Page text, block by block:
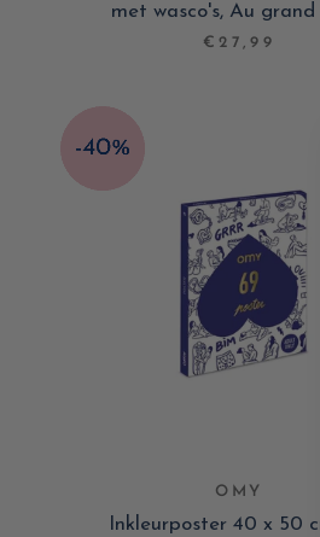
met wasco's, Au grand
€27,99
OMY
Inkleurposter 40 x 50